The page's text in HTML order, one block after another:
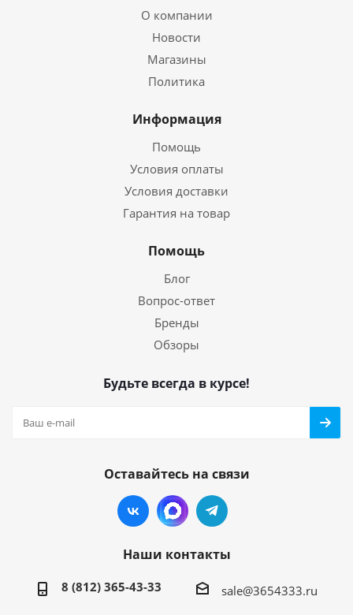
О компании
Новости
Магазины
Политика
Информация
Помощь
Условия оплаты
Условия доставки
Гарантия на товар
Помощь
Блог
Вопрос-ответ
Бренды
Обзоры
Будьте всегда в курсе!
Оставайтесь на связи
Наши контакты
8 (812) 365-43-33 sale@3654333.ru